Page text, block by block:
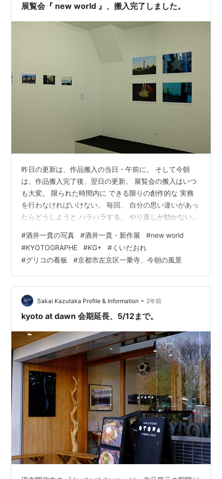
展覧会『 new world 』、搬入完了しました。
昨日の更新は、作品搬入の当日・午前に。 そして今朝
は、作品搬入完了後、翌日の更新。 展覧会の搬入はいつ
も大変。 限られた時間内に できる限りの創作的な 実務
を行わなければいけない。 毎回、 自分の思い違いがあっ
たらどうしようと ハラハラする。 やり直しが効かないだ
9時には事を終え、 帰り道に手伝ってくれた妻と 焼き鳥
屋さんで呑んで帰る。 気がつけばそれは毎年1回の楽し
み。 いや、打ち上げと称しても 呑んでたっけ？。 展示
の風景は、 とりあえず、ま、こんな感じ。 実際の風景の
一部です。 作品の内容としては、 とても良いはず。
ま、それも ご覧…
#酒井一貴の写真 #酒井一貴・新作展 #new world
#KYOTOGRAPHE #KG+ #くいだおれ
#グリコの看板 #京都市左京区一乗寺、今朝の風景
Sakai Kazutaka Profile & Information • 2年前
kyoto at dawn 会期延長、5/12まで。